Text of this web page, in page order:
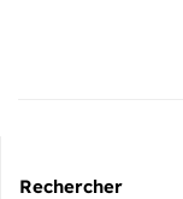
Rechercher